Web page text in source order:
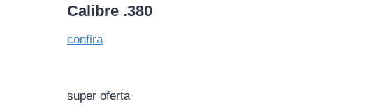
Calibre .380
confira
super oferta